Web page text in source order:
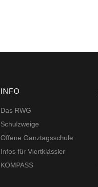
INFO
Das RWG
Schulzweige
Offene Ganztagsschule
Infos für Viertklässler
KOMPASS